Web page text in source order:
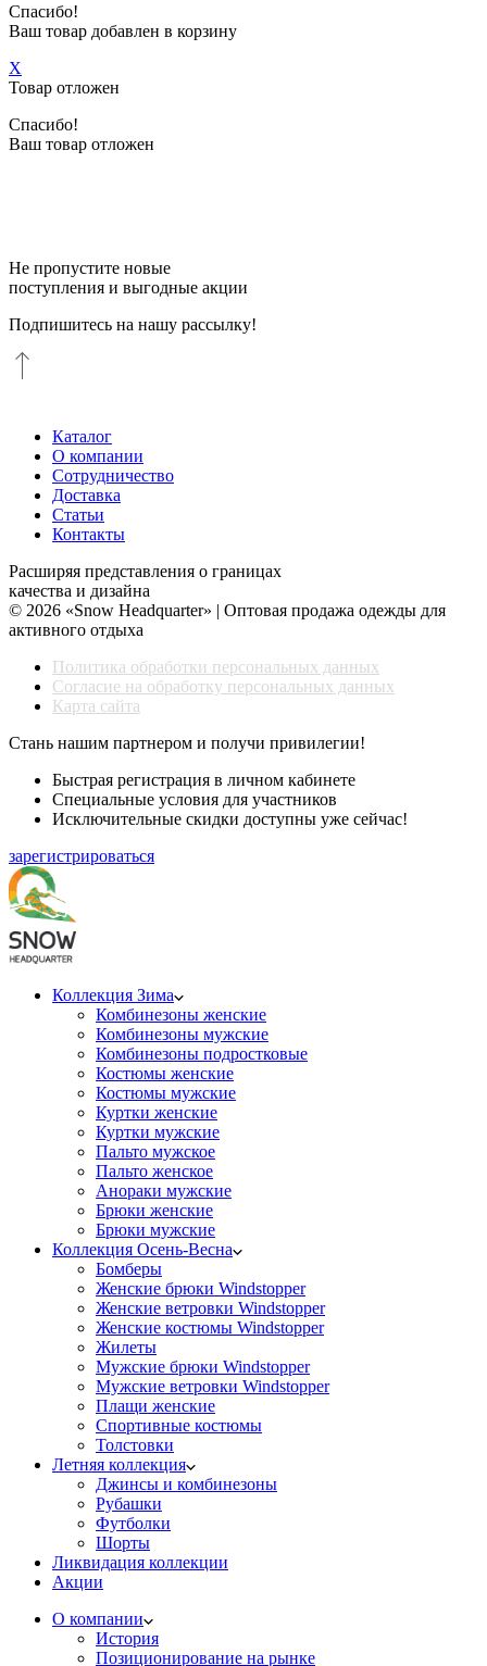
Спасибо!
Ваш товар добавлен в корзину
X
Товар отложен
Спасибо!
Ваш товар отложен
Не пропустите новые
поступления и выгодные акции
Подпишитесь на нашу рассылку!
Каталог
О компании
Сотрудничество
Доставка
Статьи
Контакты
Расширяя представления о границах
качества и дизайна
© 2026 «Snow Headquarter» | Оптовая продажа одежды для
активного отдыха
Политика обработки персональных данных
Согласие на обработку персональных данных
Карта сайта
Стань нашим партнером и получи привилегии!
Быстрая регистрация в личном кабинете
Специальные условия для участников
Исключительные скидки доступны уже сейчас!
зарегистрироваться
Коллекция Зима
Комбинезоны женские
Комбинезоны мужские
Комбинезоны подростковые
Костюмы женские
Костюмы мужские
Куртки женские
Куртки мужские
Пальто мужское
Пальто женское
Анораки мужские
Брюки женские
Брюки мужские
Коллекция Осень-Весна
Бомберы
Женские брюки Windstopper
Женские ветровки Windstopper
Женские костюмы Windstopper
Жилеты
Мужские брюки Windstopper
Мужские ветровки Windstopper
Плащи женские
Спортивные костюмы
Толстовки
Летняя коллекция
Джинсы и комбинезоны
Рубашки
Футболки
Шорты
Ликвидация коллекции
Акции
О компании
История
Позиционирование на рынке